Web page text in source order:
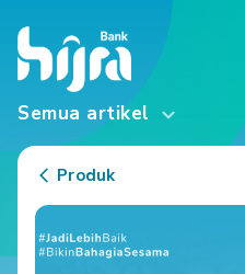
Semua artikel
Produk